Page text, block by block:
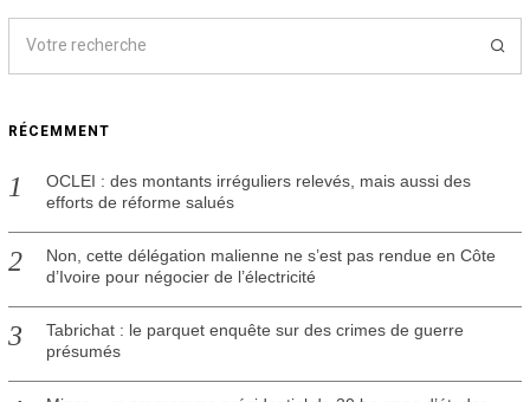
r
2
2
RÉCEMMENT
OCLEI : des montants irréguliers relevés, mais aussi des
efforts de réforme salués
Non, cette délégation malienne ne s’est pas rendue en Côte
d’Ivoire pour négocier de l’électricité
Tabrichat : le parquet enquête sur des crimes de guerre
présumés